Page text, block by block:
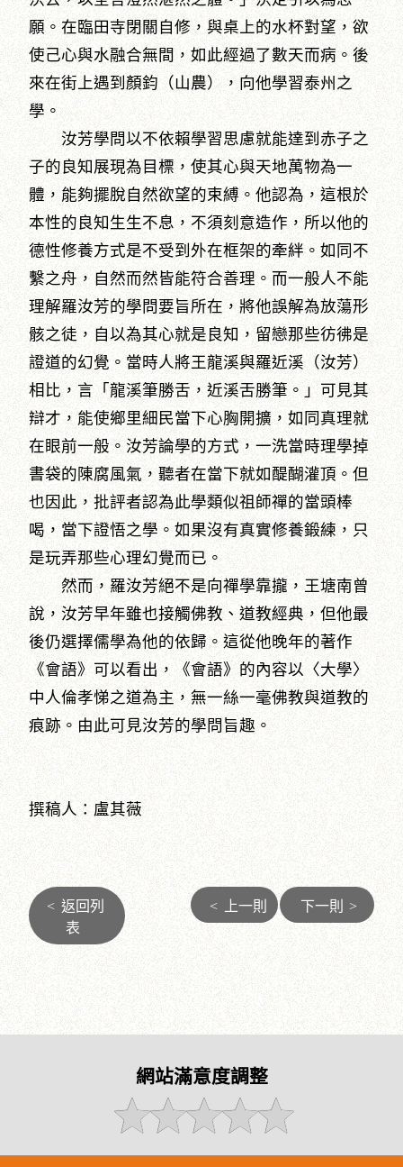
願。在臨田寺閉關自修，與桌上的水杯對望，欲
使己心與水融合無間，如此經過了數天而病。後
來在街上遇到顏鈞（山農），向他學習泰州之
學。
汝芳學問以不依賴學習思慮就能達到赤子之
子的良知展現為目標，使其心與天地萬物為一
體，能夠擺脫自然欲望的束縛。他認為，這根於
本性的良知生生不息，不須刻意造作，所以他的
德性修養方式是不受到外在框架的牽絆。如同不
繫之舟，自然而然皆能符合善理。而一般人不能
理解羅汝芳的學問要旨所在，將他誤解為放蕩形
骸之徒，自以為其心就是良知，留戀那些彷彿是
證道的幻覺。當時人將王龍溪與羅近溪（汝芳）
相比，言「龍溪筆勝舌，近溪舌勝筆。」可見其
辯才，能使鄉里細民當下心胸開擴，如同真理就
在眼前一般。汝芳論學的方式，一洗當時理學掉
書袋的陳腐風氣，聽者在當下就如醍醐灌頂。但
也因此，批評者認為此學類似祖師禪的當頭棒
喝，當下證悟之學。如果沒有真實修養鍛練，只
是玩弄那些心理幻覺而已。
然而，羅汝芳絕不是向禪學靠攏，王塘南曾
說，汝芳早年雖也接觸佛教、道教經典，但他最
後仍選擇儒學為他的依歸。這從他晚年的著作
《會語》可以看出，《會語》的內容以〈大學〉
中人倫孝悌之道為主，無一絲一毫佛教與道教的
痕跡。由此可見汝芳的學問旨趣。
撰稿人：盧其薇
< 返回列
表
< 上一則 下一則 >
網站滿意度調整